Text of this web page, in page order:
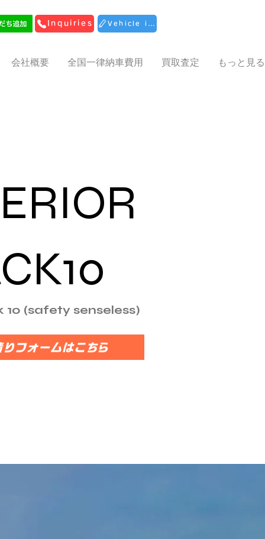
Inquiries
会社概要 全国一律納車費用 買取査定 もっと見る
(safety senseless)
フォームはこちら